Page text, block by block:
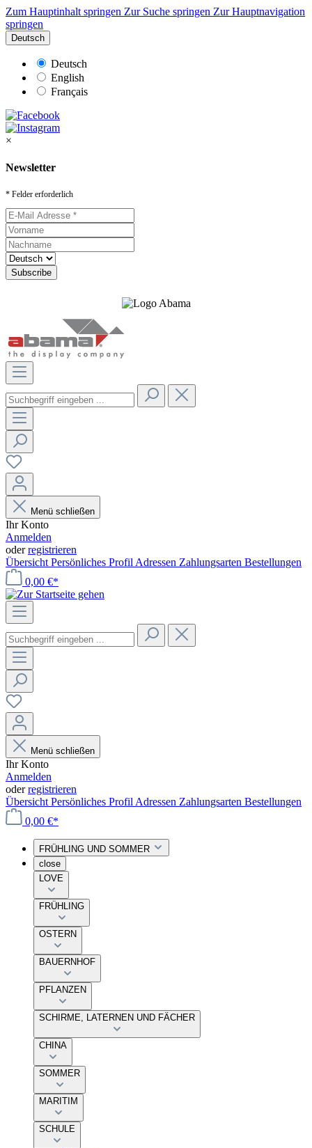
Zum Hauptinhalt springen Zur Suche springen Zur Hauptnavigation
springen
Deutsch
Deutsch
English
Français
×
Newsletter
* Felder erforderlich
Menü schließen
Ihr Konto
Anmelden
oderregistrieren
Übersicht Persönliches Profil Adressen Zahlungsarten Bestellungen
0,00 €*
Menü schließen
Ihr Konto
Anmelden
oderregistrieren
Übersicht Persönliches Profil Adressen Zahlungsarten Bestellungen
0,00 €*
FRÜHLING UND SOMMER
close
LOVE
FRÜHLING
OSTERN
BAUERNHOF
PFLANZEN
SCHIRME, LATERNEN UND FÄCHER
CHINA
SOMMER
MARITIM
SCHULE